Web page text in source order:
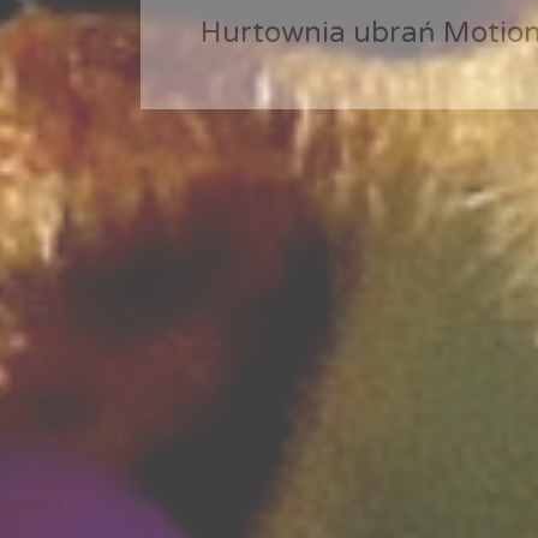
Hurtownia ubrań Motion
Hurtownia ubrań Motion
Hurtownia ubrań Motion